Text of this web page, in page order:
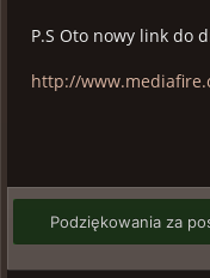
P.S Oto nowy link do
http://
Podziękowania za